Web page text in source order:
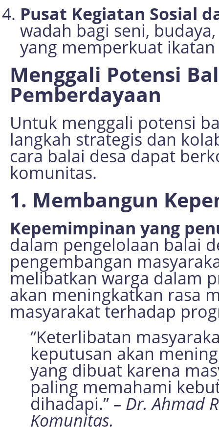
Pusat Kegiatan Sosial
wadah bagi seni,
yang memperkuat
Menggali Potensi
Pemberdayaan
Untuk menggali potensi
langkah strategis dan
cara balai desa dapat
komunitas.
1. Membangun
Kepemimpinan yang
dalam pengelolaan balai
pengembangan
melibatkan warga dalam
akan meningkatkan rasa
masyarakat terhadap
“Keterlibatan
keputusan akan
yang dibuat karena
paling memahami
dihadapi.” – Dr. Ahmad
Komunitas.